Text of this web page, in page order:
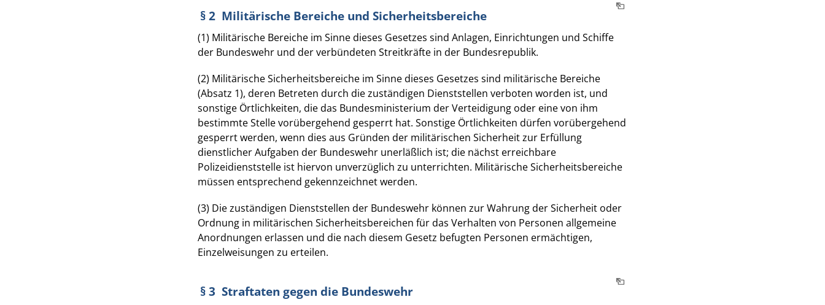
§ 2 Militärische Bereiche und Sicherheitsbereiche
(1) Militärische Bereiche im Sinne dieses Gesetzes sind Anlagen, Einrichtungen und Schiffe
der Bundeswehr und der verbündeten Streitkräfte in der Bundesrepublik.
(2) Militärische Sicherheitsbereiche im Sinne dieses Gesetzes sind militärische Bereiche
(Absatz 1), deren Betreten durch die zuständigen Dienststellen verboten worden ist, und
sonstige Örtlichkeiten, die das Bundesministerium der Verteidigung oder eine von ihm
bestimmte Stelle vorübergehend gesperrt hat. Sonstige Örtlichkeiten dürfen vorübergehend
gesperrt werden, wenn dies aus Gründen der militärischen Sicherheit zur Erfüllung
dienstlicher Aufgaben der Bundeswehr unerläßlich ist; die nächst erreichbare
Polizeidienststelle ist hiervon unverzüglich zu unterrichten. Militärische Sicherheitsbereiche
müssen entsprechend gekennzeichnet werden.
(3) Die zuständigen Dienststellen der Bundeswehr können zur Wahrung der Sicherheit oder
Ordnung in militärischen Sicherheitsbereichen für das Verhalten von Personen allgemeine
Anordnungen erlassen und die nach diesem Gesetz befugten Personen ermächtigen,
Einzelweisungen zu erteilen.
§ 3 Straftaten gegen die Bundeswehr